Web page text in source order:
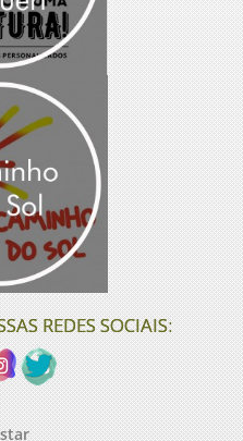
REDES SOCIAIS: